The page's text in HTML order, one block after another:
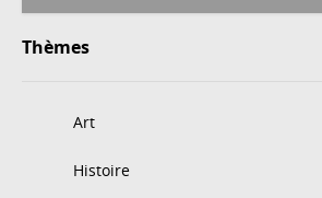
Thèmes
Art
Histoire